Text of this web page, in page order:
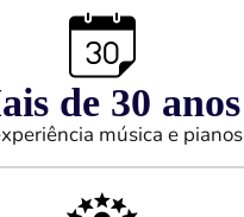
de 30 anos
música e pianos